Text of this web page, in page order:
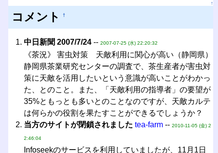
↑
コメント †
中日新聞 2007/7/24-- 2007-07-25 (水) 22:20:32
《茶況》 害虫対策 天敵利用に関心が高い（静岡県）
静岡県茶業研究センターの調査で、茶生産者が害虫対
策に天敵を活用したいという意識が高いことがわかっ
た、とのこと。また、「天敵利用の指導者」の要望が
35%ともっとも多いとのことなのですが、天敵カルテ
は何らかの役割を果たすことができるでしょうか？
当方のサイトが閉鎖されました tea-farm-- 2010-11-05 (金) 2
2:46:04
Infoseekのサービスを利用していましたが、11月1日